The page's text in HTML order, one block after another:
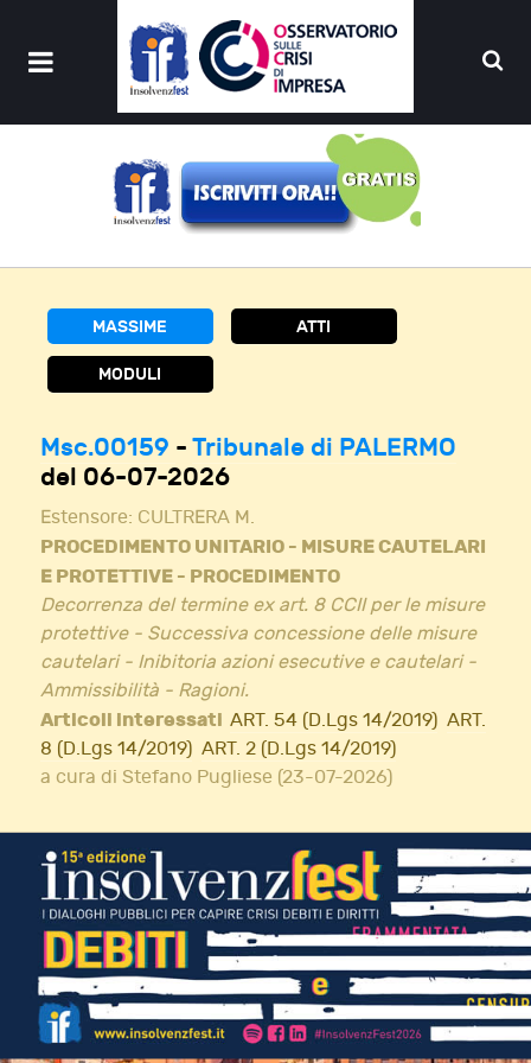
MASSIME ATTI
MODULI
Msc.00159 - Tribunale di PALERMO
del 06-07-2026
Estensore: CULTRERA M.
PROCEDIMENTO UNITARIO - MISURE CAUTELARI
E PROTETTIVE - PROCEDIMENTO
Decorrenza del termine ex art. 8 CCII per le misure
protettive - Successiva concessione delle misure
cautelari - Inibitoria azioni esecutive e cautelari -
Ammissibilità - Ragioni.
Articoli interessati ART. 54 (D.Lgs 14/2019) ART.
8 (D.Lgs 14/2019) ART. 2 (D.Lgs 14/2019)
a cura di Stefano Pugliese (23-07-2026)